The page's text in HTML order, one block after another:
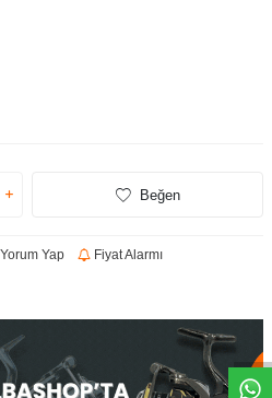
Beğen
Yorum Yap Fiyat Alarmı